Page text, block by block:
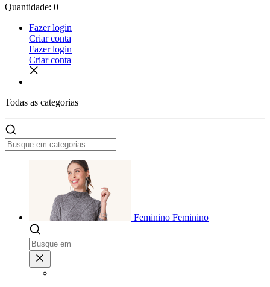
Quantidade: 0
Fazer login
Criar conta
Fazer login
Criar conta
Todas as categorias
Feminino Feminino